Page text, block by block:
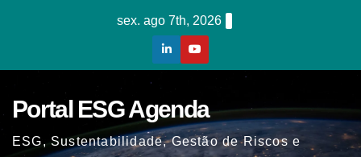
sex. ago 7th, 2026
Portal ESG Agenda
ESG, Sustentabilidade, Gestão de Riscos e